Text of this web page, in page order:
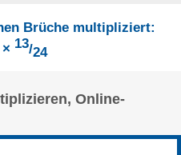
Brüche multipliziert:
× 13/24
Online-